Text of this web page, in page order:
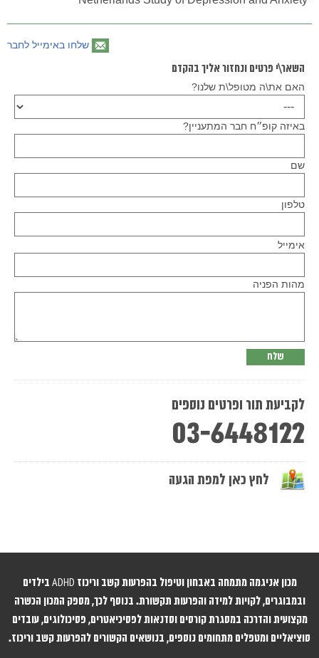
שלחו באימייל לחבר
השאר\י פרטים ונחזור אליך בהקדם
האם את\ה מטופל\ת שלנו?
באיזה קופ״ח חבר המתעניין?
שם
טלפון
leave
אימייל
מהות הפניה
לקביעת תור ופרטים נוספים
03-6448122
לחץ כאן למפת הגעה
מכון אניגמה מתמחה באבחון וטיפול בהפרעות קשב וריכוז ADHD בילדים
ובמבוגרים, לקויות למידה והפרעות תקשורת. בנוסף לכך, מספק המכון הכשרה
מקצועית והדרכה במסגרת קורסים וסדנאות לפסיכיאטרים, פסיכולוגים, עובדים
סוציאליים ומטפלים מתחומים נוספים, בנושאים הקשורים להפרעות קשב וריכוז.